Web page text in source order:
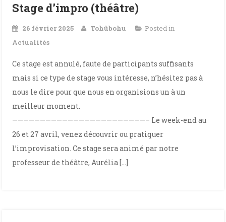
Stage d’impro (théâtre)
26 février 2025 Tohûbohu
Posted in
Actualités
Ce stage est annulé, faute de participants suffisants
mais si ce type de stage vous intéresse, n’hésitez pas à
nous le dire pour que nous en organisions un à un
meilleur moment.
————————————————————————– Le week-end au
26 et 27 avril, venez découvrir ou pratiquer
l’improvisation. Ce stage sera animé par notre
professeur de théâtre, Aurélia […]